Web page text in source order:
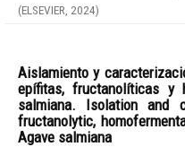
(ELSEVIER 2024)
Aislamiento y
epífitas, fructanolíticas y
salmiana. Isolation and
fructanolytic,
Agave salmiana